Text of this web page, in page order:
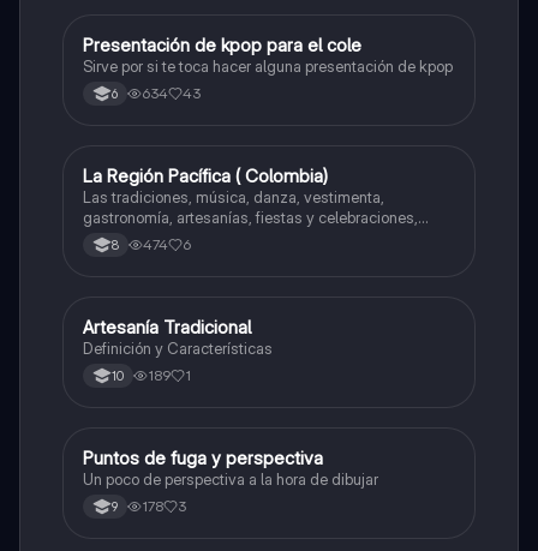
Artes
Presentación de kpop para el cole
Sirve por si te toca hacer alguna presentación de kpop
6 634 43
Artes
La Región Pacífica ( Colombia)
Las tradiciones, música, danza, vestimenta,
gastronomía, artesanías, fiestas y celebraciones,
medicina tradicional, ritmos e instrumentos
musicales.
8 474 6
Artes
Artesanía Tradicional
Definición y Características
10 189 1
Artes
Puntos de fuga y perspectiva
Un poco de perspectiva a la hora de dibujar
9 178 3